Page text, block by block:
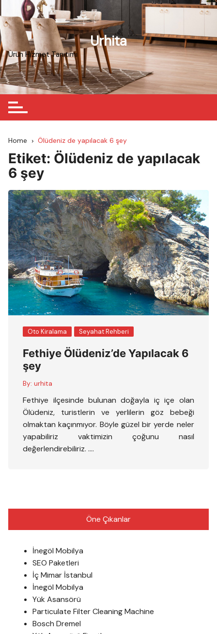
to
content
Urhita
Ürün Hizmet Tanıtımı
Home Ölüdeniz de yapılacak 6 şey
Etiket: Ölüdeniz de yapılacak
6 şey
Oto Kiralama Seyahat Rehberi
Fethiye Ölüdeniz’de Yapılacak 6
şey
By: urhita
Fethiye ilçesinde bulunan doğayla iç içe olan
Ölüdeniz, turistlerin ve yerlilerin göz bebeği
olmaktan kaçınmıyor. Böyle güzel bir yerde neler
yapabiliriz vaktimizin çoğunu nasıl
değerlendirebiliriz. ….
Öne Çıkanlar
İnegöl Mobilya
SEO Paketleri
İç Mimar İstanbul
İnegöl Mobilya
Yük Asansörü
Particulate Filter Cleaning Machine
Bosch Dremel